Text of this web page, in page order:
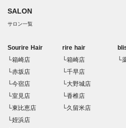
SALON
サロン一覧
Sourire Hair
└箱崎店
└赤坂店
└今宿店
└室見店
└東比恵店
└姪浜店
rire hair
└箱崎店
└千早店
└大野城店
└香椎店
└久留米店
└